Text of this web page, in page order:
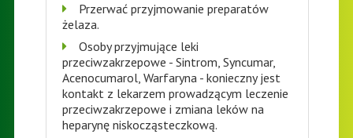
Przerwać przyjmowanie preparatów
żelaza.
Osoby przyjmujące leki
przeciwzakrzepowe - Sintrom, Syncumar,
Acenocumarol, Warfaryna - konieczny jest
kontakt z lekarzem prowadzącym leczenie
przeciwzakrzepowe i zmiana leków na
heparynę niskocząsteczkową.